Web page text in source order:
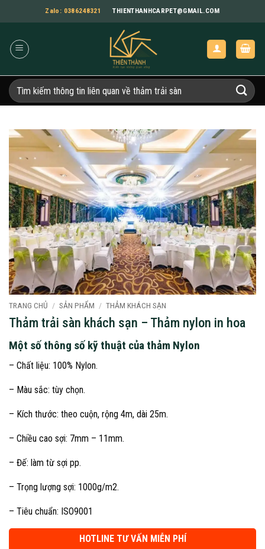
qua
dung
Zalo: 0386248321 THIENTHANHCARPET@GMAIL.COM
Tìm
kiếm:
TRANG CHỦ / SẢN PHẨM / THẢM KHÁCH SẠN
Thảm trải sàn khách sạn – Thảm nylon in hoa
Một số thông số kỹ thuật của thảm Nylon
– Chất liệu: 100% Nylon.
– Màu sắc: tùy chọn.
– Kích thước: theo cuộn, rộng 4m, dài 25m.
– Chiều cao sợi: 7mm – 11mm.
– Đế: làm từ sợi pp.
– Trọng lượng sợi: 1000g/m2.
– Tiêu chuẩn: ISO9001
HOTLINE TƯ VẤN MIỄN PHÍ